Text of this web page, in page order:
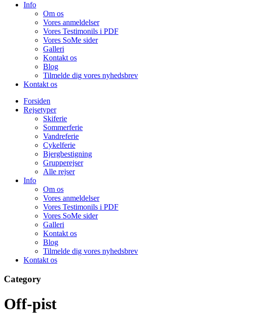
Info
Om os
Vores anmeldelser
Vores Testimonils i PDF
Vores SoMe sider
Galleri
Kontakt os
Blog
Tilmelde dig vores nyhedsbrev
Kontakt os
Forsiden
Rejsetyper
Skiferie
Sommerferie
Vandreferie
Cykelferie
Bjergbestigning
Grupperejser
Alle rejser
Info
Om os
Vores anmeldelser
Vores Testimonils i PDF
Vores SoMe sider
Galleri
Kontakt os
Blog
Tilmelde dig vores nyhedsbrev
Kontakt os
Category
Off-pist